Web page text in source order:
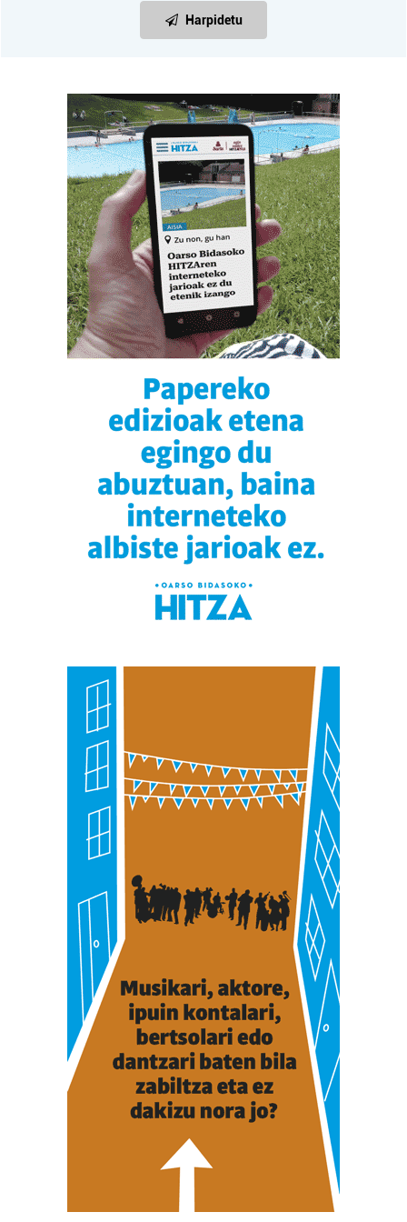
Harpidetu